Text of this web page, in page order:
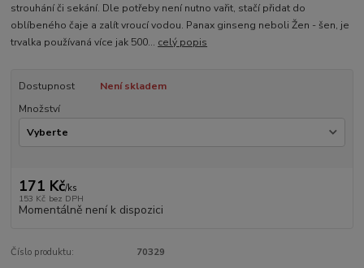
strouhání či sekání. Dle potřeby není nutno vařit, stačí přidat do
oblíbeného čaje a zalít vroucí vodou. Panax ginseng neboli Žen - šen, je
trvalka používaná více jak 500... celý popis
Dostupnost
Není skladem
Množství
171 Kč/ks
153 Kč bez DPH
Momentálně není k dispozici
Číslo produktu: 70329